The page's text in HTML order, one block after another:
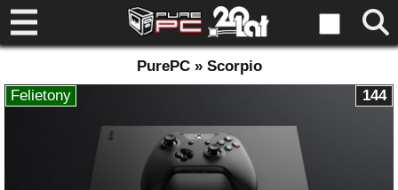
PurePC » Scorpio
144
Felietony